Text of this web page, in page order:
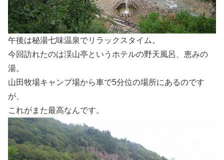
午後は秘湯七味温泉でリラックスタイム。
今回訪れたのは渓山亭というホテルの野天風呂、恵みの
湯。
山田牧場キャンプ場から車で5分位の場所にあるのです
が、
これがまた最高なんです。